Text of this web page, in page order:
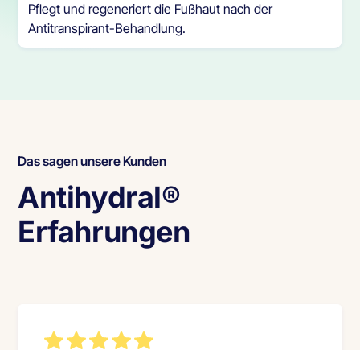
Pflegt und regeneriert die Fußhaut nach der
Antitranspirant-Behandlung.
Das sagen unsere Kunden
Antihydral®
Erfahrungen